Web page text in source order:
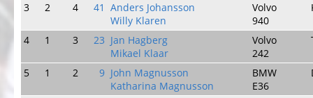
3 2 4 41 Anders Johansson
Willy Klaren
Volvo
940
4 1 3 23 Jan Hagberg
Mikael Klaar
Volvo
242
5 1 2 9 John Magnusson
Katharina Magnusson
BMW
E36